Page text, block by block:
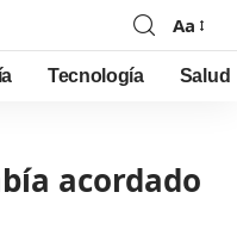
Font
Resizer
Aa
Tecnología Salud
acordado